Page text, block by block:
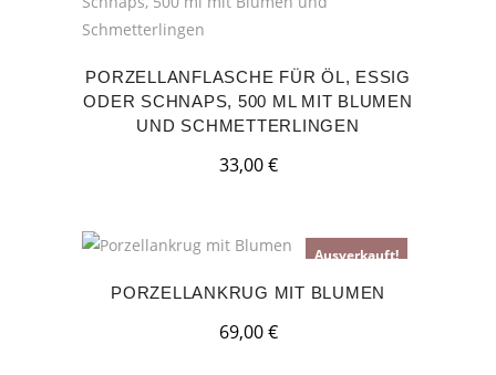
PORZELLANFLASCHE FÜR ÖL, ESSIG
ODER SCHNAPS, 500 ML MIT BLUMEN
UND SCHMETTERLINGEN
33,00€
Ausverkauft!
PORZELLANKRUG MIT BLUMEN
69,00€